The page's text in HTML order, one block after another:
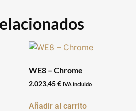
WE8 – Chrome
2.023,45€ IVA incluido
Añadir al carrito